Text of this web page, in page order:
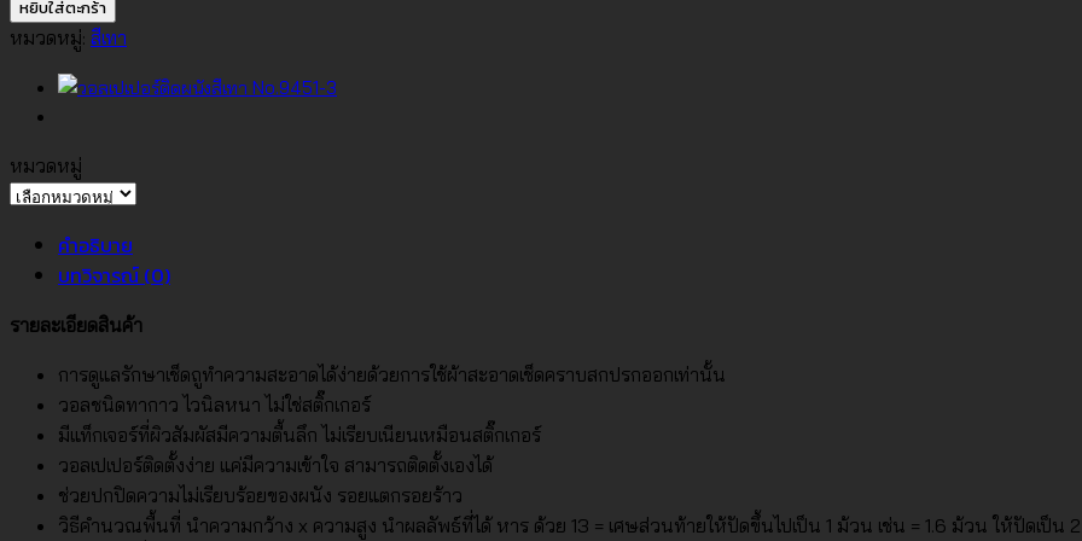
ติด
สี
เทา
No.9449-
1
ชิ้น
หยิบใส่ตะกร้า
หมวดหมู่: สีเทา
หมวดหมู่
หมวด
คำอธิบาย
บทวิจารณ์ (0)
รายละเอียดสินค้า
การดูแลรักษาเช็ดถูทำความสะอาดได้ง่ายด้วยการใช้ผ้าสะอาดเช็ดคราบสกปรกออกเท่านั้น
วอลชนิดทากาว ไวนิลหนา ไม่ใช่สติ๊กเกอร์
มีแท็กเจอร์ที่ผิวสัมผัสมีความตื้นลึก ไม่เรียบเนียนเหมือนสติ๊กเกอร์
วอลเปเปอร์ติดตั้งง่าย แค่มีความเข้าใจ สามารถติดตั้งเองได้
ช่วยปกปิดความไม่เรียบร้อยของผนัง รอยแตกรอยร้าว
วิธีคำนวณพื้นที่ นำความกว้าง x ความสูง นำผลลัพธ์ที่ได้ หาร ด้วย 13 = เศษส่วนท้ายให้ปัดขึ้นไปเป็น 1 ม้วน เช่น = 1.6 ม้วน ให้ปัดเป็น